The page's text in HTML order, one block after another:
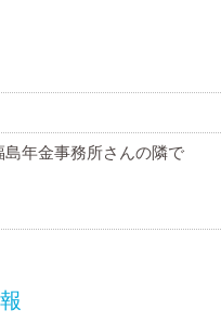
年金事務所さんの隣で